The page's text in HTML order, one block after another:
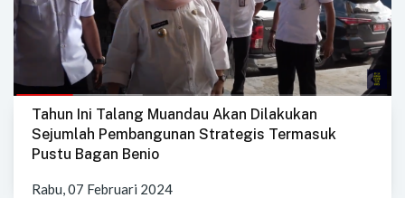
Tahun Ini Talang Muandau Akan Dilakukan
Sejumlah Pembangunan Strategis Termasuk
Pustu Bagan Benio
Rabu, 07 Februari 2024